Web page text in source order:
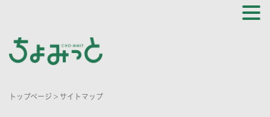
トップページ > サイトマップ